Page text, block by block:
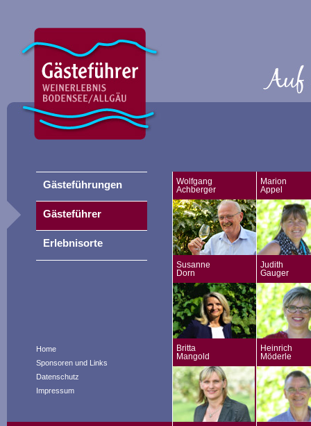
Home
Sponsoren und Links
Datenschutz
Impressum
Wolfgang
Achberger
Marion
Appel
Susanne
Dorn
Judith
Gauger
Britta
Mangold
Heinrich
Möderle
Gästeführungen
Gästeführer
Erlebnisorte